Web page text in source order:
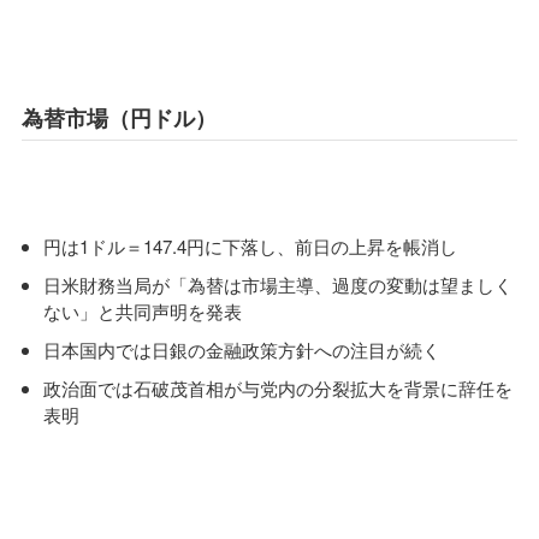
為替市場（円ドル）
円は1ドル＝147.4円に下落し、前日の上昇を帳消し
日米財務当局が「為替は市場主導、過度の変動は望ましく
ない」と共同声明を発表
日本国内では日銀の金融政策方針への注目が続く
政治面では石破茂首相が与党内の分裂拡大を背景に辞任を
表明